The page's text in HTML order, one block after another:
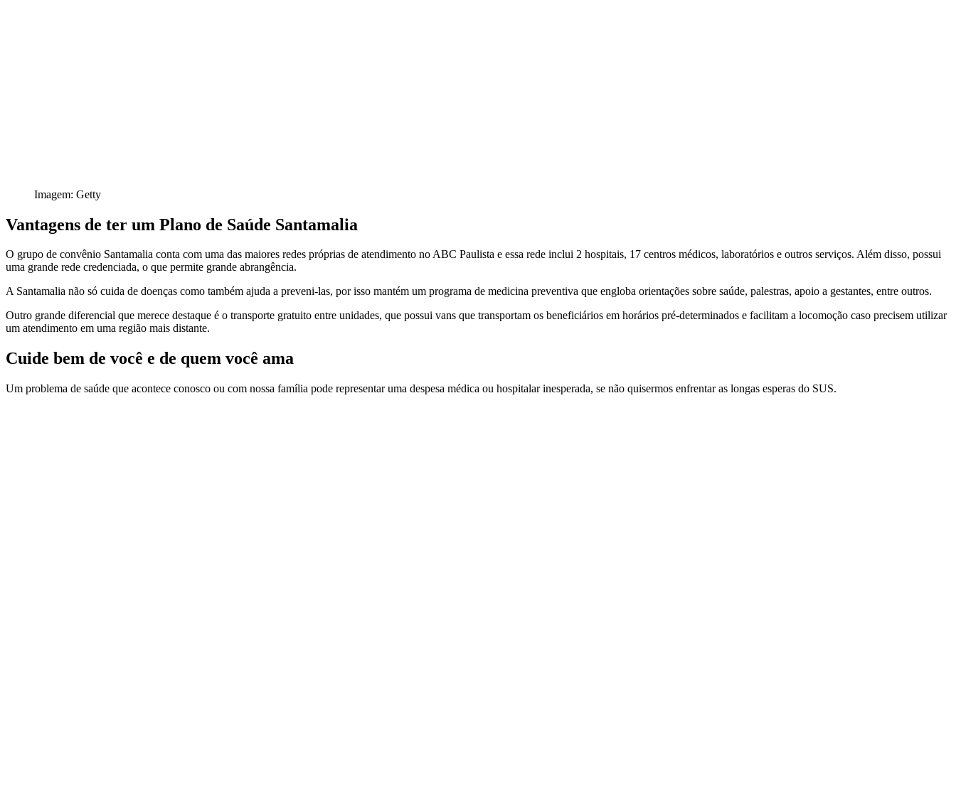
Imagem: Getty
Vantagens de ter um Plano de Saúde Santamalia
O grupo de convênio Santamalia conta com uma das maiores redes próprias de atendimento no ABC Paulista e essa rede inclui 2 hospitais, 17 centros médicos, laboratórios e outros serviços. Além disso, possui
uma grande rede credenciada, o que permite grande abrangência.
A Santamalia não só cuida de doenças como também ajuda a preveni-las, por isso mantém um programa de medicina preventiva que engloba orientações sobre saúde, palestras, apoio a gestantes, entre outros.
Outro grande diferencial que merece destaque é o transporte gratuito entre unidades, que possui vans que transportam os beneficiários em horários pré-determinados e facilitam a locomoção caso precisem utilizar
um atendimento em uma região mais distante.
Cuide bem de você e de quem você ama
Um problema de saúde que acontece conosco ou com nossa família pode representar uma despesa médica ou hospitalar inesperada, se não quisermos enfrentar as longas esperas do SUS.